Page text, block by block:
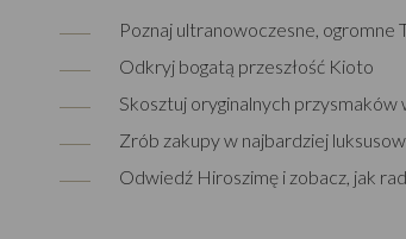
Poznaj ultranowoczesne, ogromne
Odkryj bogatą przeszłość Kioto
Skosztuj oryginalnych przysmaków
Zrób zakupy w najbardziej
Odwiedź Hiroszimę i zobacz, jak